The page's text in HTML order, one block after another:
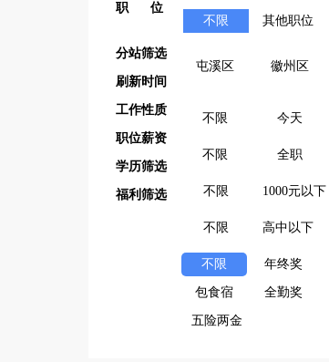
职 位
不限
其他职位
分站筛选
屯溪区
徽州区
刷新时间
不限 今天
工作性质
不限 全职
职位薪资
不限 1000元以下
学历筛选
不限 高中以下
福利筛选
不限 年终奖
包食宿 全勤奖
五险两金